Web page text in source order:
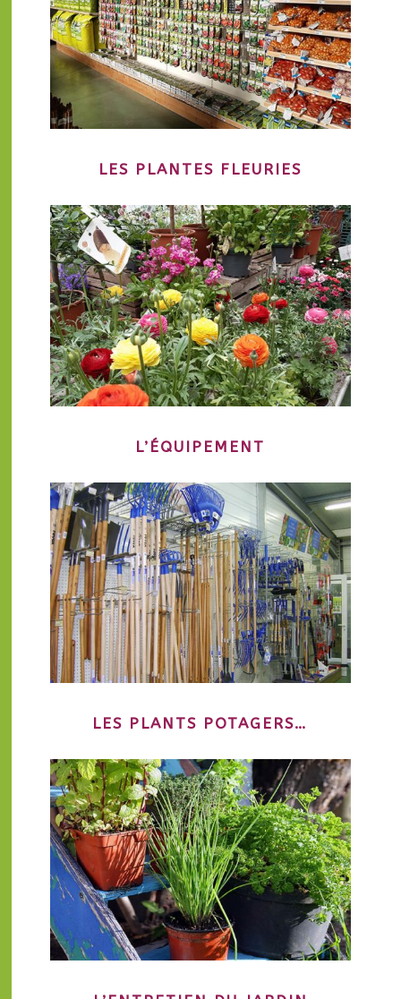
LES PLANTES FLEURIES
L’ÉQUIPEMENT
LES PLANTS POTAGERS…